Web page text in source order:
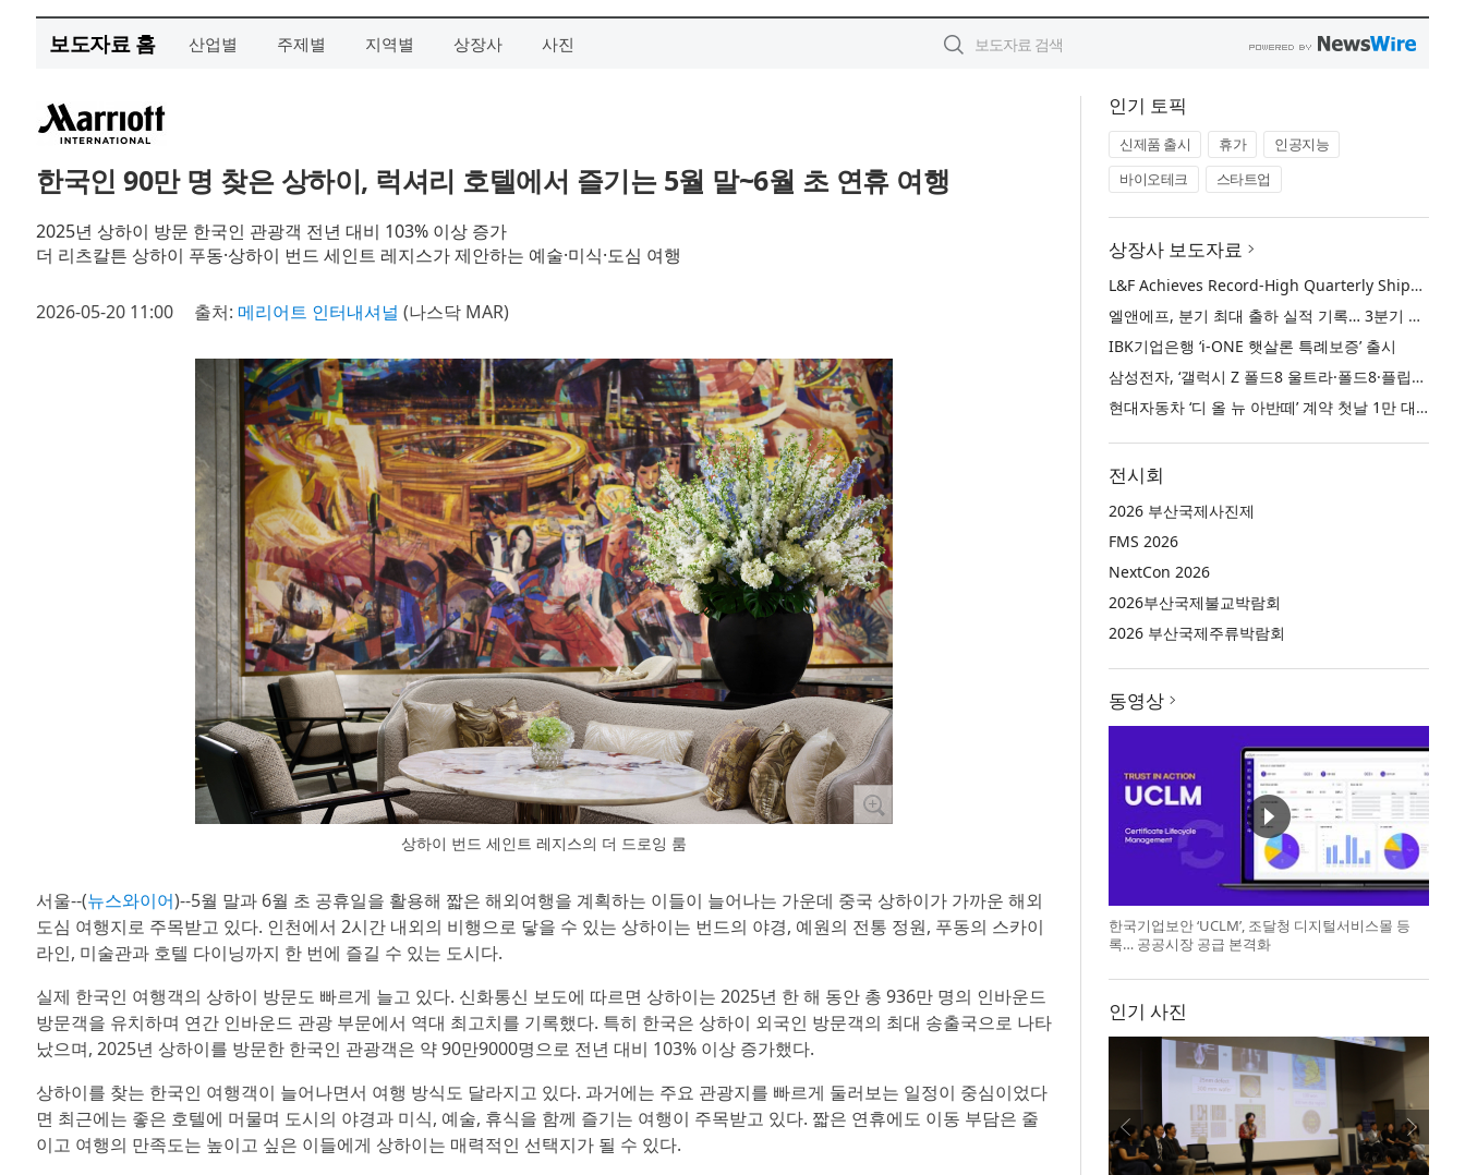
보도자료 홈 산업별 주제별 지역별 상장사 사진
한국인 90만 명 찾은 상하이, 럭셔리 호텔에서 즐기는 5월 말~6월 초 연휴 여행
2025년 상하이 방문 한국인 관광객 전년 대비 103% 이상 증가
더 리츠칼튼 상하이 푸동·상하이 번드 세인트 레지스가 제안하는 예술·미식·도심 여행
2026-05-20 11:00 출처: 메리어트 인터내셔널 (나스닥 MAR)
상하이 번드 세인트 레지스의 더 드로잉 룸
서울--(뉴스와이어)--5월 말과 6월 초 공휴일을 활용해 짧은 해외여행을 계획하는 이들이 늘어나는 가운데 중국 상하이가 가까운 해외
도심 여행지로 주목받고 있다. 인천에서 2시간 내외의 비행으로 닿을 수 있는 상하이는 번드의 야경, 예원의 전통 정원, 푸동의 스카이
라인, 미술관과 호텔 다이닝까지 한 번에 즐길 수 있는 도시다.
실제 한국인 여행객의 상하이 방문도 빠르게 늘고 있다. 신화통신 보도에 따르면 상하이는 2025년 한 해 동안 총 936만 명의 인바운드
방문객을 유치하며 연간 인바운드 관광 부문에서 역대 최고치를 기록했다. 특히 한국은 상하이 외국인 방문객의 최대 송출국으로 나타
났으며, 2025년 상하이를 방문한 한국인 관광객은 약 90만9000명으로 전년 대비 103% 이상 증가했다.
상하이를 찾는 한국인 여행객이 늘어나면서 여행 방식도 달라지고 있다. 과거에는 주요 관광지를 빠르게 둘러보는 일정이 중심이었다
면 최근에는 좋은 호텔에 머물며 도시의 야경과 미식, 예술, 휴식을 함께 즐기는 여행이 주목받고 있다. 짧은 연휴에도 이동 부담은 줄
이고 여행의 만족도는 높이고 싶은 이들에게 상하이는 매력적인 선택지가 될 수 있다.
인기 토픽
신제품 출시 휴가
인공지능
바이오테크
스타트업
상장사 보도자료
L&F Achieves Record-High Quarterly Shipments, Begins LFP Supply for North American ESS in Q3 Advancing its Two-Track NCM and LFP Growth Strategy
엘앤에프, 분기 최대 출하 실적 기록… 3분기 북미 ESS향 LFP 공급 착수 NCM+LFP ‘2-Track’ 성장 전략 실현
IBK기업은행 ‘i-ONE 햇살론 특례보증’ 출시
삼성전자, ‘갤럭시 Z 폴드8 울트라·폴드8·플립8’과 ‘갤럭시 워치 울트라2·워치9’ 국내 공식 출시
현대자동차 ‘디 올 뉴 아반떼’ 계약 첫날 1만 대 돌파
전시회
2026 부산국제사진제
FMS 2026
NextCon 2026
2026부산국제불교박람회
2026 부산국제주류박람회
동영상
한국기업보안 ‘UCLM’, 조달청 디지털서비스몰 등
록… 공공시장 공급 본격화
인기 사진